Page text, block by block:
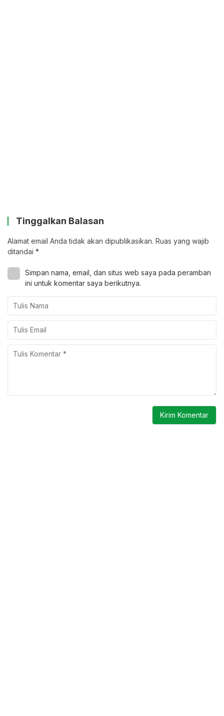
Tinggalkan Balasan
Alamat email Anda tidak akan dipublikasikan. Ruas yang wajib
ditandai *
Simpan nama, email, dan situs web saya pada peramban
ini untuk komentar saya berikutnya.